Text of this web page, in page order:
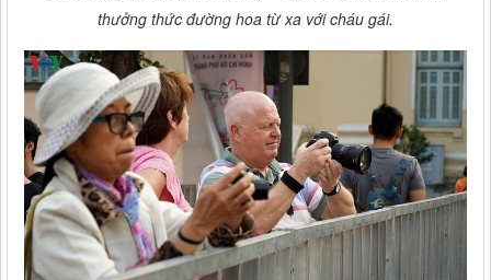
thưởng thức đường hoa từ xa với cháu gái.